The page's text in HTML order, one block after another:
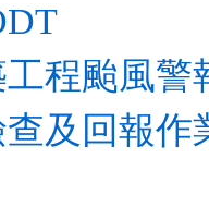
程颱風警
及回報作